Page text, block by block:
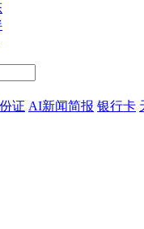
证 AI新闻简报 银行卡